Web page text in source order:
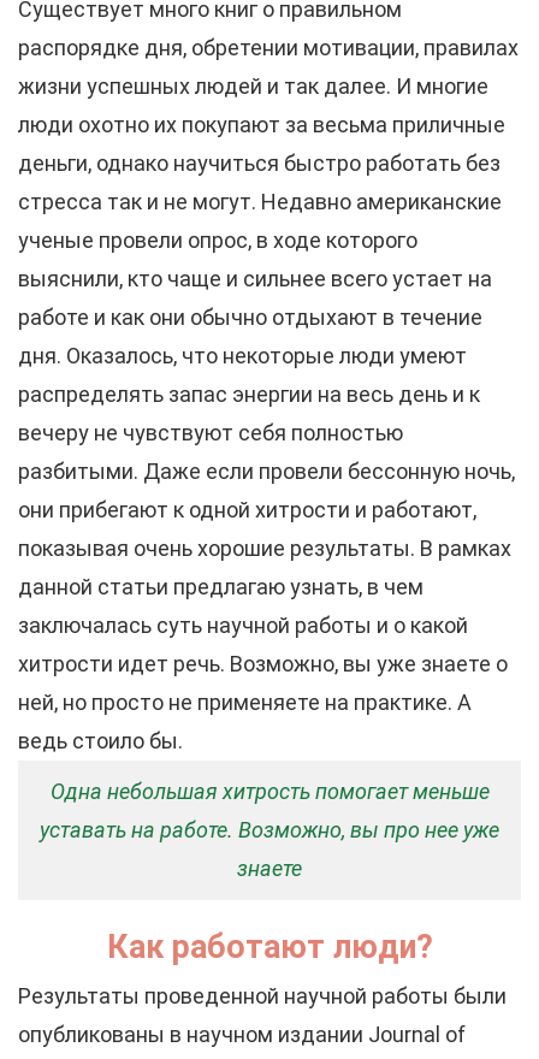
Существует много книг о правильном
распорядке дня, обретении мотивации, правилах
жизни успешных людей и так далее. И многие
люди охотно их покупают за весьма приличные
деньги, однако научиться быстро работать без
стресса так и не могут. Недавно американские
ученые провели опрос, в ходе которого
выяснили, кто чаще и сильнее всего устает на
работе и как они обычно отдыхают в течение
дня. Оказалось, что некоторые люди умеют
распределять запас энергии на весь день и к
вечеру не чувствуют себя полностью
разбитыми. Даже если провели бессонную ночь,
они прибегают к одной хитрости и работают,
показывая очень хорошие результаты. В рамках
данной статьи предлагаю узнать, в чем
заключалась суть научной работы и о какой
хитрости идет речь. Возможно, вы уже знаете о
ней, но просто не применяете на практике. А
ведь стоило бы.
Одна небольшая хитрость помогает меньше
уставать на работе. Возможно, вы про нее уже
знаете
Как работают люди?
Результаты проведенной научной работы были
опубликованы в научном издании Journal of